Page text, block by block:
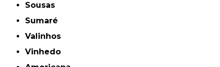
Sousas
Sumaré
Valinhos
Vinhedo